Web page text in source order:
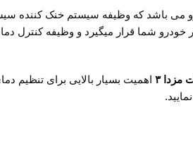
می باشد که وظیفه سیستم خنک کننده
خودرو شما قرار میگیرد و وظیفه کنترل
مزدا ۳
اهمیت بسیار بالایی برای تنظیم